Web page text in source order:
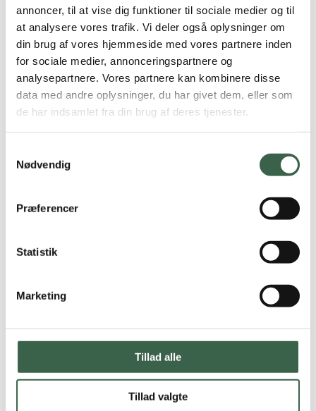
annoncer, til at vise dig funktioner til sociale medier og til
at analysere vores trafik. Vi deler også oplysninger om
din brug af vores hjemmeside med vores partnere inden
for sociale medier, annonceringspartnere og
analysepartnere. Vores partnere kan kombinere disse
data med andre oplysninger, du har givet dem, eller som
de har indsamlet fra din brug af deres tjenester.
Nødvendig
Præferencer
Statistik
Marketing
Tillad alle
Tillad valgte
1 glas letmælk (150 ml)
Eftermiddag
11 % af
energi
1 stk. franskbrød (40 g)
Fedtstof (8 g smør/blød margarine)
1 skive ost 45+ (20 g)
28 % af
Skysovs, ca. ½ dl (3 g hvedemel til
Kartofler (100 g)
Jordbærgrød (100 ml) med sødmælk (50